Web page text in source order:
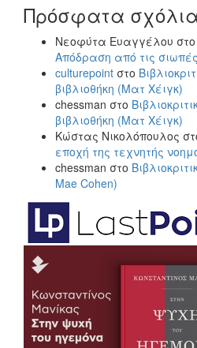
Πρόσφατα
Νεοφύτα Ευαγγέλου στο
Απόδραση από τις
culturepoint στο
βιβλιοθήκη (Ματ Χέιγκ)
chessman στο
βιβλιοθήκη (Ματ Χέιγκ)
Κώστας Νικολόπουλος
εποχή της τεχνητής
chessman στο
Mae Cohen)